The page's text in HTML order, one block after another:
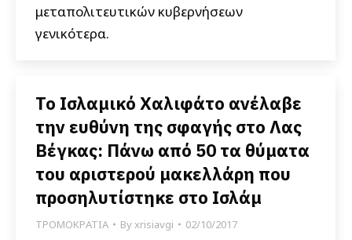
μεταπολιτευτικών κυβερνήσεων
γενικότερα.
Το Ισλαμικό Χαλιφάτο ανέλαβε
την ευθύνη της σφαγής στο Λας
Βέγκας: Πάνω από 50 τα θύματα
του αριστερού μακελλάρη που
προσηλυτίστηκε στο Ισλάμ
ΤΡΟΜΟΚΡΑΤΙΑ Byxrisiavgi 02/10/2017